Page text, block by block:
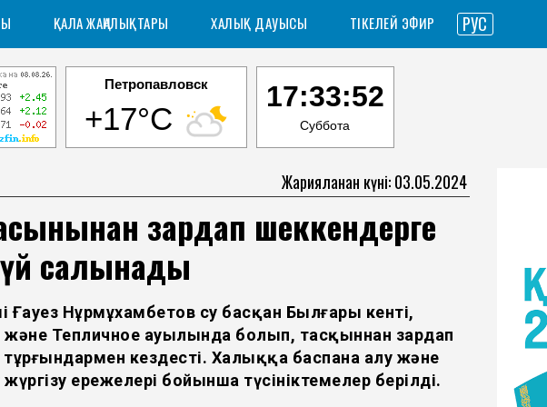
ҚАЛА ЖАҢАЛЫҚТАРЫ ХАЛЫҚ ДАУЫСЫ ТІКЕЛЕЙ ЭФИР РУС
Петропавловск
+17°C
17:33:53
Суббота
Жарияланған күні: 03.05.2024
зардап шеккендерге
салынады
Ғауез Нұрмұхамбетов су басқан Былғары кенті,
және Тепличное ауылында болып, тасқыннан зардап
кездесті. Халыққа баспана алу және
ережелері бойынша түсініктемелер берілді.